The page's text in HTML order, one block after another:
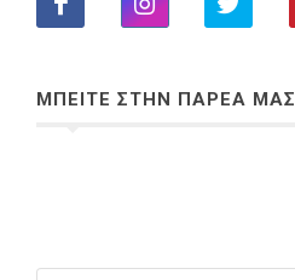
ΜΠΕΙΤΕ ΣΤΗΝ ΠΑΡΕΑ ΜΑΣ